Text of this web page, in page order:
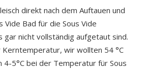
direkt nach dem Auftauen und
Vide Bad für die Sous Vide
gar nicht vollständig aufgetaut sind.
Kerntemperatur, wir wollten 54 °C
4-5°C bei der Temperatur für Sous